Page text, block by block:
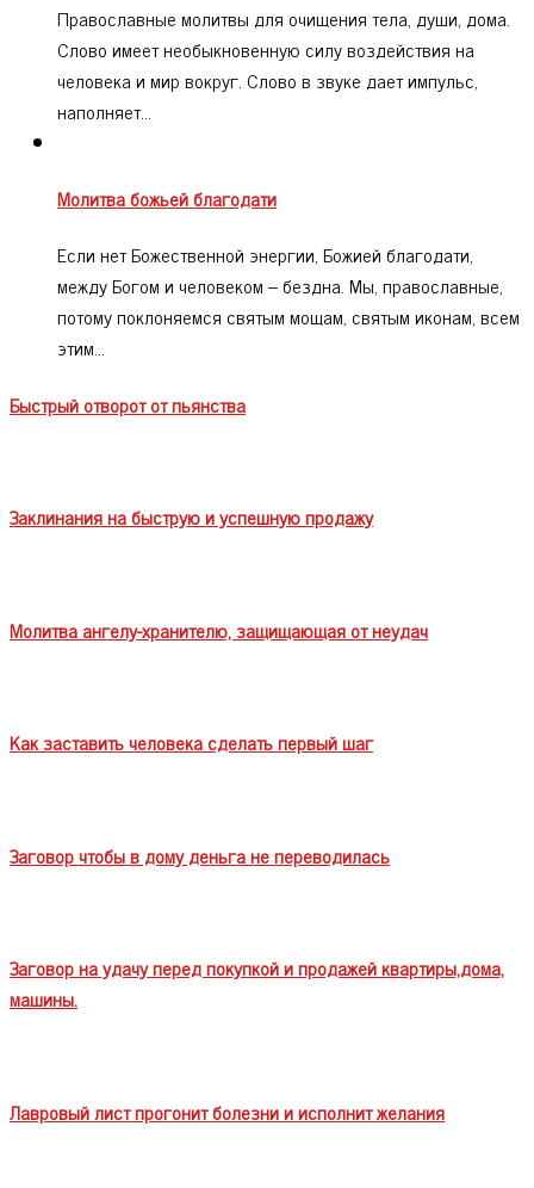
Православные молитвы для очищения тела, души, дома.
Слово имеет необыкновенную силу воздействия на
человека и мир вокруг. Слово в звуке дает импульс,
наполняет…
Молитва божьей благодати
Если нет Божественной энергии, Божией благодати,
между Богом и человеком – бездна. Мы, православные,
потому поклоняемся святым мощам, святым иконам, всем
этим…
Быстрый отворот от пьянства
Заклинания на быструю и успешную продажу
Молитва ангелу-хранителю, защищающая от неудач
Как заставить человека сделать первый шаг
Заговор чтобы в дому деньга не переводилась
Заговор на удачу перед покупкой и продажей квартиры,дома,
машины.
Лавровый лист прогонит болезни и исполнит желания